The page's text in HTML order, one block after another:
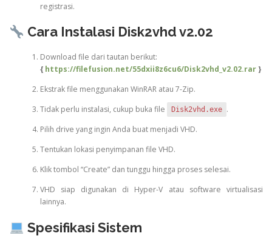
registrasi.
Cara Instalasi Disk2vhd v2.02
Download file dari tautan berikut:
{ https://filefusion.net/55dxii8z6cu6/Disk2vhd_v2.02.rar}
Ekstrak file menggunakan WinRAR atau 7-Zip.
Tidak perlu instalasi, cukup buka file
Disk2vhd.exe .
Pilih drive yang ingin Anda buat menjadi VHD.
Tentukan lokasi penyimpanan file VHD.
Klik tombol “Create” dan tunggu hingga proses selesai.
VHD siap digunakan di Hyper-V atau software virtualisasi
lainnya.
Spesifikasi Sistem